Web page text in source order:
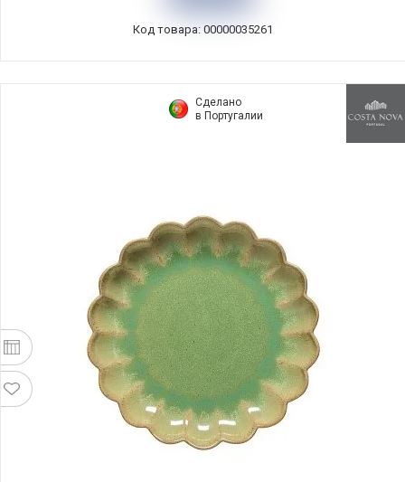
Код товара: 00000035261
Сделано
в Португалии